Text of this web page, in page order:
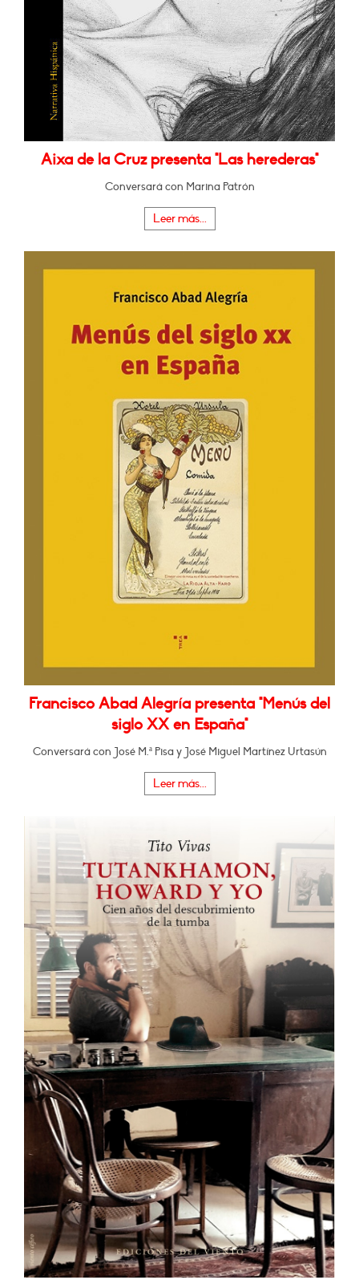
Aixa de la Cruz presenta "Las herederas"
Conversará con Marina Patrón
Leer más...
Francisco Abad Alegría presenta "Menús del
siglo XX en España"
Conversará con José M.ª Pisa y José Miguel Martínez Urtasún
Leer más...